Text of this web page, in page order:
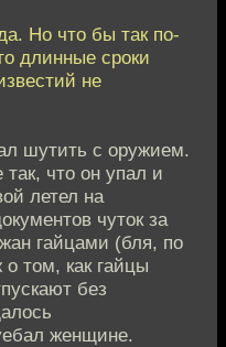
Но что бы так по-
длинные сроки
не
шутить с оружием.
что он упал и
летел на
чуток за
гайцами (бля, по
том, как гайцы
без
женщине.